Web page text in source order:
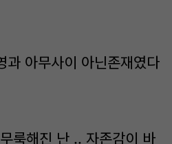
과 아무사이 아닌존재였다
룩해진 난 .. 자존감이 바